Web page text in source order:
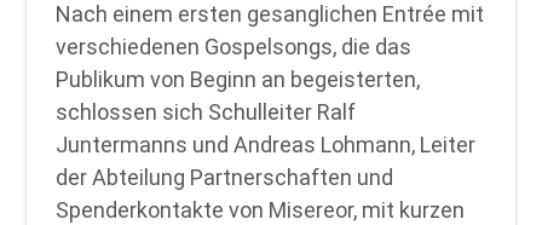
Nach einem ersten gesanglichen Entrée mit
verschiedenen Gospelsongs, die das
Publikum von Beginn an begeisterten,
schlossen sich Schulleiter Ralf
Juntermanns und Andreas Lohmann, Leiter
der Abteilung Partnerschaften und
Spenderkontakte von Misereor, mit kurzen